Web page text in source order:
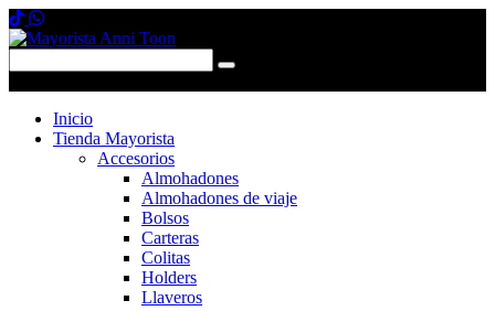
Inicio
Tienda Mayorista
Accesorios
Almohadones
Almohadones de viaje
Bolsos
Carteras
Colitas
Holders
Llaveros